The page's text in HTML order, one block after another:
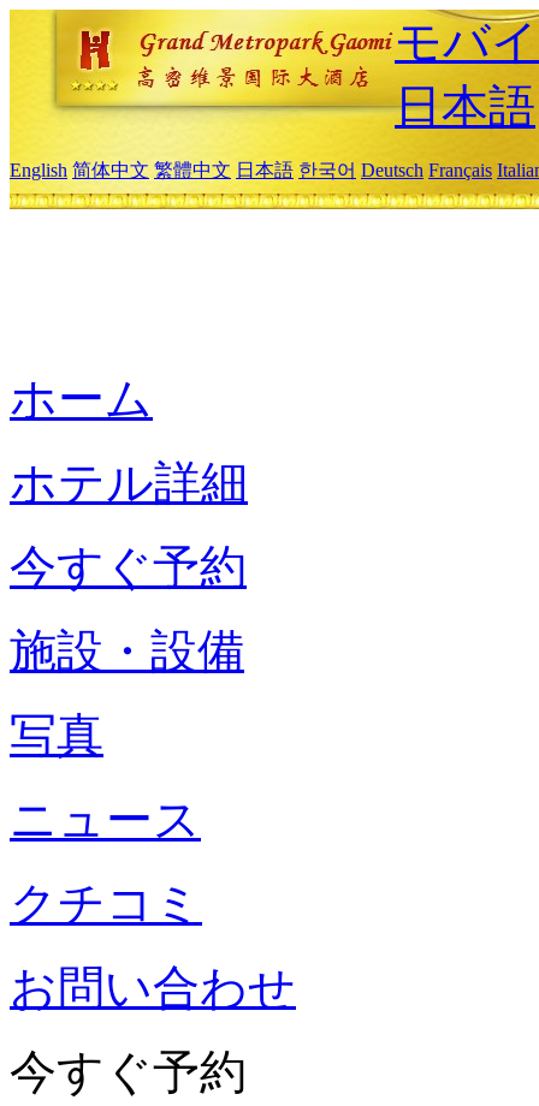
モバ
日本語
English 简体中文 繁體中文 日本語 한국어 Deutsch Français
ホーム
ホテル詳細
今すぐ予約
施設・設備
写真
ニュース
クチコミ
お問い合わせ
今すぐ予約